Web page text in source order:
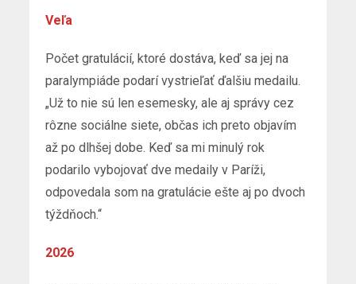
Veľa
Počet gratulácií, ktoré dostáva, keď sa jej na
paralympiáde podarí vystrieľať ďalšiu medailu.
„Už to nie sú len esemesky, ale aj správy cez
rôzne sociálne siete, občas ich preto objavím
až po dlhšej dobe. Keď sa mi minulý rok
podarilo vybojovať dve medaily v Paríži,
odpovedala som na gratulácie ešte aj po dvoch
týždňoch.“
2026